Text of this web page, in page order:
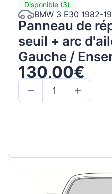
Disponible (3)
BMW 3 E30 1982-
Panneau de
seuil + arc
Gauche /
130,00€